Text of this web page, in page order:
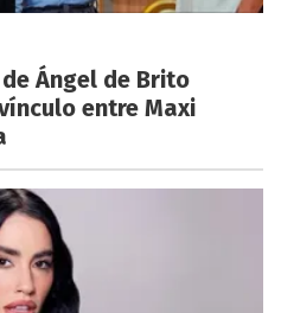
Ángel de Brito
entre Maxi